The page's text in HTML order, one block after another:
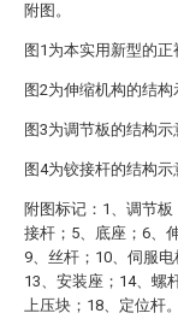
附图。
图1为本实用新型的正
图2为伸缩机构的结构
图3为调节板的结构示
图4为铰接杆的结构示
附图标记：1、调节
接杆；5、底座；6、
9、丝杆；10、伺服
13、安装座；14、螺
上压块；18、定位杆。